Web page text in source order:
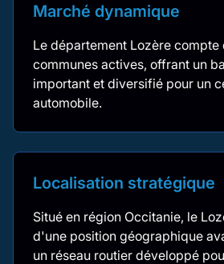
Marché dynamique
Le département Lozère compte
communes actives, offrant un
important et diversifié pour un
automobile.
Localisation stratégique
Situé en région Occitanie, le
d'une position géographique
un réseau routier développé